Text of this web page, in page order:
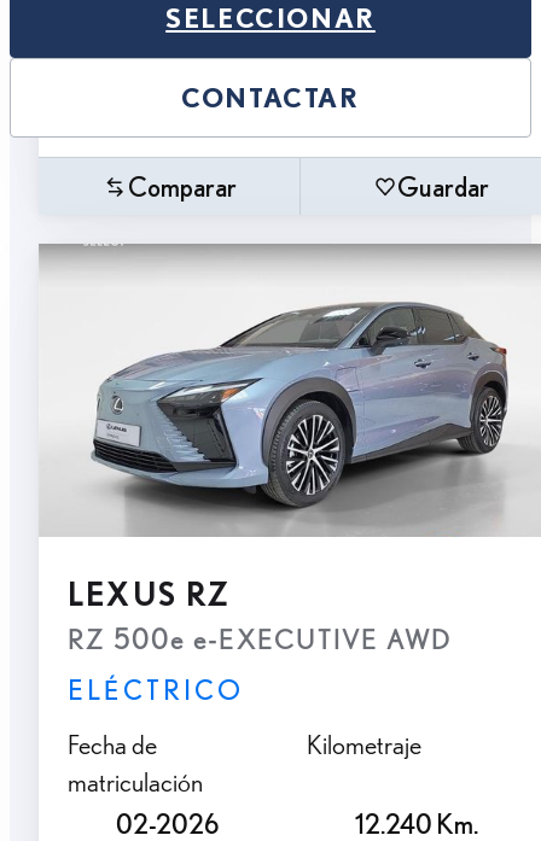
SELECCIONAR
CONTACTAR
Comparar Guardar
LEXUS RZ
RZ 500e e-EXECUTIVE AWD
ELÉCTRICO
Fecha de
matriculación
02-2026
Kilometraje
12.240 Km.